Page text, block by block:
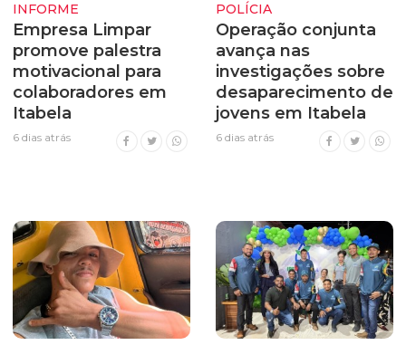
INFORME
Empresa Limpar
promove palestra
motivacional para
colaboradores em
Itabela
6 dias atrás
POLÍCIA
Operação conjunta
avança nas
investigações sobre
desaparecimento de
jovens em Itabela
6 dias atrás